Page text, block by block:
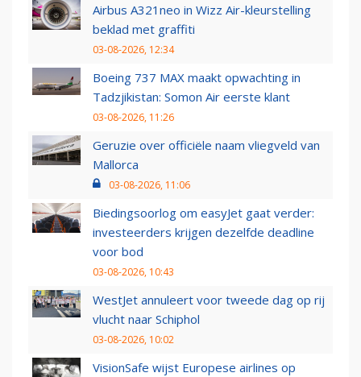
Airbus A321neo in Wizz Air-kleurstelling
beklad met graffiti
03-08-2026, 12:34
Boeing 737 MAX maakt opwachting in
Tadzjikistan: Somon Air eerste klant
03-08-2026, 11:26
Geruzie over officiële naam vliegveld van
Mallorca
03-08-2026, 11:06
Biedingsoorlog om easyJet gaat verder:
investeerders krijgen dezelfde deadline
voor bod
03-08-2026, 10:43
WestJet annuleert voor tweede dag op rij
vlucht naar Schiphol
03-08-2026, 10:02
VisionSafe wijst Europese airlines op